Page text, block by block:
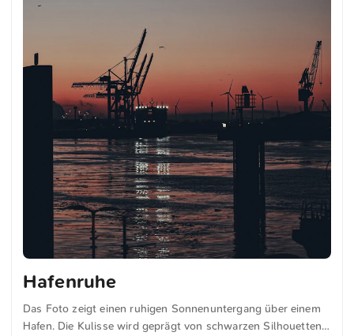
Hafenruhe
Das Foto zeigt einen ruhigen Sonnenuntergang über einem
Hafen. Die Kulisse wird geprägt von schwarzen Silhouetten